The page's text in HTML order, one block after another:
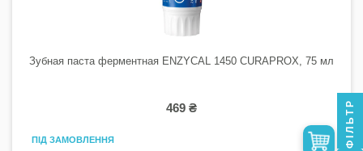
Зубная паста ферментная ENZYCAL 1450 CURAPROX, 75 мл
469 ₴
ПІД ЗАМОВЛЕННЯ ФІЛЬТР